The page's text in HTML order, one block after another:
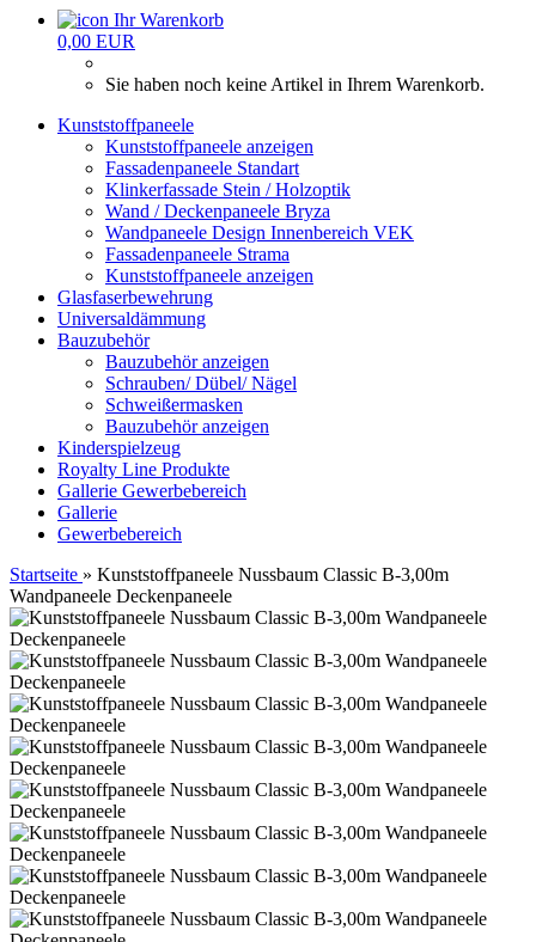
Ihr Warenkorb
0,00 EUR
Sie haben noch keine Artikel in Ihrem Warenkorb.
Kunststoffpaneele
Kunststoffpaneele anzeigen
Fassadenpaneele Standart
Klinkerfassade Stein / Holzoptik
Wand / Deckenpaneele Bryza
Wandpaneele Design Innenbereich VEK
Fassadenpaneele Strama
Kunststoffpaneele anzeigen
Glasfaserbewehrung
Universaldämmung
Bauzubehör
Bauzubehör anzeigen
Schrauben/ Dübel/ Nägel
Schweißermasken
Bauzubehör anzeigen
Kinderspielzeug
Royalty Line Produkte
Gallerie Gewerbebereich
Gallerie
Gewerbebereich
Startseite » Kunststoffpaneele Nussbaum Classic B-3,00m
Wandpaneele Deckenpaneele